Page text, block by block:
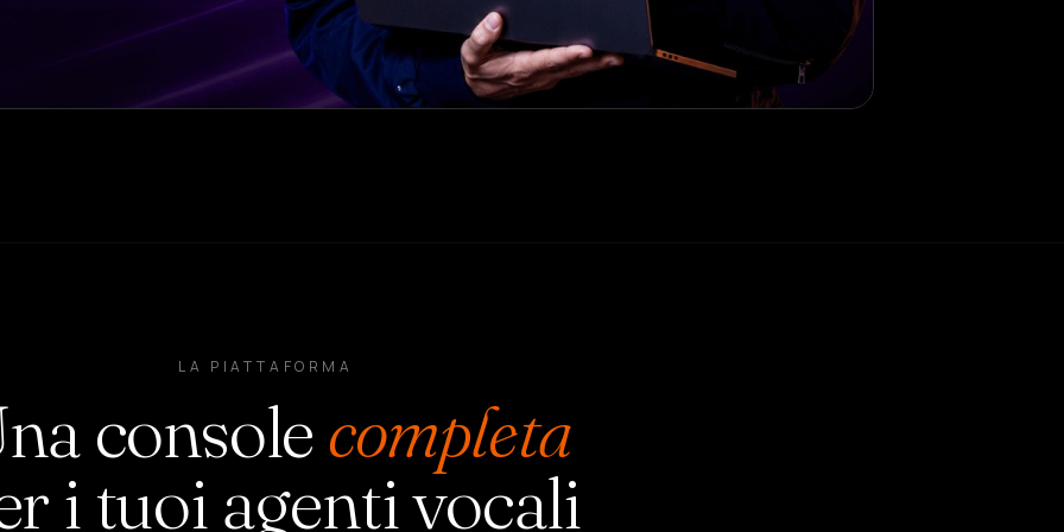
LA PIATTAFORMA
consolecompleta
i tuoi agenti vocali